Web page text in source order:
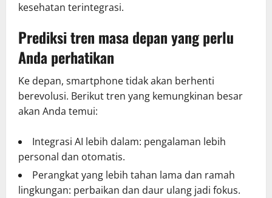
kesehatan terintegrasi.
Prediksi tren masa depan yang perlu
Anda perhatikan
Ke depan, smartphone tidak akan berhenti
berevolusi. Berikut tren yang kemungkinan besar
akan Anda temui:
Integrasi AI lebih dalam: pengalaman lebih
personal dan otomatis.
Perangkat yang lebih tahan lama dan ramah
lingkungan: perbaikan dan daur ulang jadi fokus.